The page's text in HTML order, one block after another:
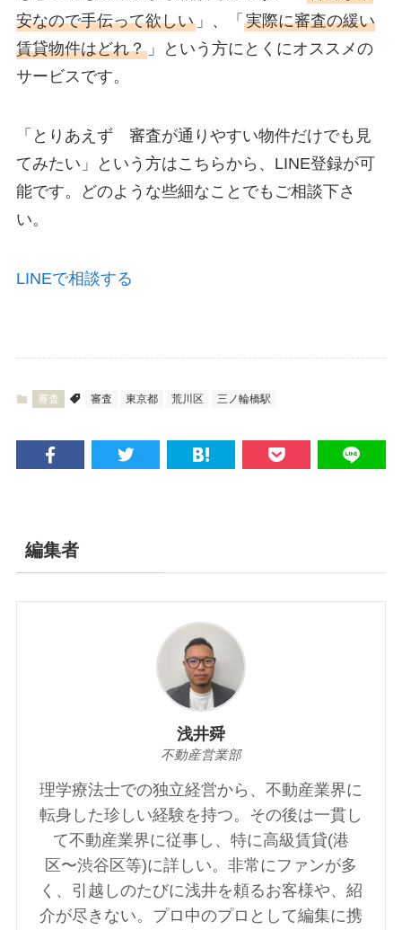
安なので手伝って欲しい」、「 実際に審査の緩い
賃貸物件はどれ？」という方にとくにオススメの
サービスです。
「とりあえず 審査が通りやすい物件だけでも見
てみたい」という方はこちらから、LINE登録が可
能です。どのような些細なことでもご相談下さ
い。
LINEで相談する
審査 審査 東京都 荒川区 三ノ輪橋駅
編集者
浅井舜
不動産営業部
理学療法士での独立経営から、不動産業界に
転身した珍しい経験を持つ。その後は一貫し
て不動産業界に従事し、特に高級賃貸(港
区〜渋谷区等)に詳しい。非常にファンが多
く、引越しのたびに浅井を頼るお客様や、紹
介が尽きない。プロ中のプロとして編集に携